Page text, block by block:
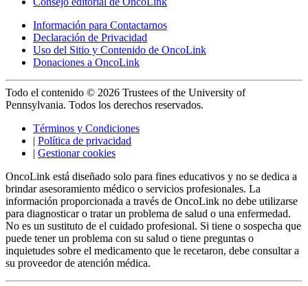
Información para Contactarnos
Declaración de Privacidad
Uso del Sitio y Contenido de OncoLink
Donaciones a OncoLink
Todo el contenido © 2026 Trustees of the University of
Pennsylvania. Todos los derechos reservados.
Términos y Condiciones
| Política de privacidad
| Gestionar cookies
OncoLink está diseñado solo para fines educativos y no se dedica a
brindar asesoramiento médico o servicios profesionales. La
información proporcionada a través de OncoLink no debe utilizarse
para diagnosticar o tratar un problema de salud o una enfermedad.
No es un sustituto de el cuidado profesional. Si tiene o sospecha que
puede tener un problema con su salud o tiene preguntas o
inquietudes sobre el medicamento que le recetaron, debe consultar a
su proveedor de atención médica.